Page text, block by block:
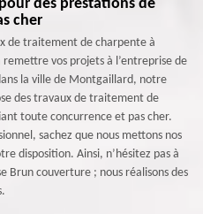
des prestations de
cher
de traitement de charpente à
vos projets à l’entreprise de
la ville de Montgaillard, notre
des travaux de traitement de
toute concurrence et pas cher.
sachez que nous mettons nos
disposition. Ainsi, n’hésitez pas à
Brun couverture ; nous réalisons des